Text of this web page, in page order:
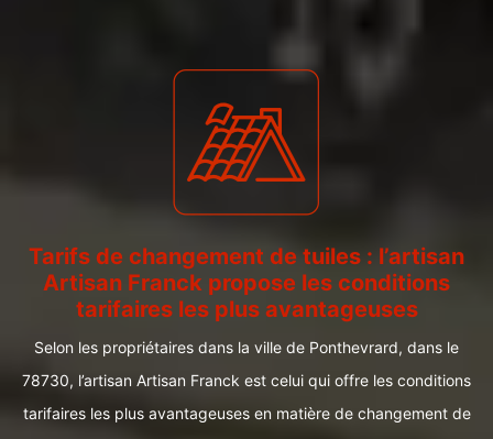
Tarifs de changement de tuiles : l’artisan
Artisan Franck propose les conditions
tarifaires les plus avantageuses
Selon les propriétaires dans la ville de Ponthevrard, dans le
78730, l’artisan Artisan Franck est celui qui offre les conditions
tarifaires les plus avantageuses en matière de changement de